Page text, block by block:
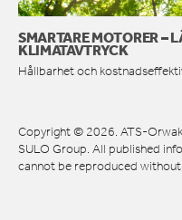
SMARTARE MOTORER –
KLIMATAVTRYCK
Hållbarhet och
Copyright © 2026. ATS-
SULO Group. All published
cannot be reproduced